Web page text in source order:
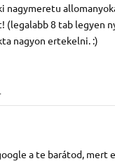
nagymeretu
(legalabb 8 tab legyen
nagyon ertekelni. :)
a te barátod, mert